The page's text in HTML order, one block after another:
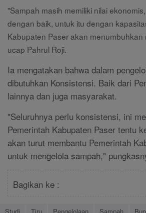
"Sampah masih memiliki nilai
dengan baik, untuk itu dengan
Kabupaten Paser akan menumbuhkan
ucap Pahrul Roji.
Ia mengatakan bahwa dalam
dibutuhkan Konsistensi. Baik dari
lainnya dan juga masyarakat.
"Seluruhnya perlu konsistensi, ini
Pemerintah Kabupaten Paser tentu
akan turut membantu Pemerintah
untuk mengelola sampah,"
Bagikan ke :
Studi Tiru Pengelolaan Sampah